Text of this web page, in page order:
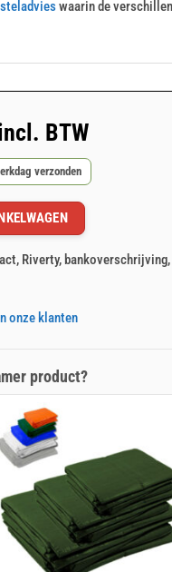
waarin de
BTW
verzonden
Riverty,
onze klanten
product?